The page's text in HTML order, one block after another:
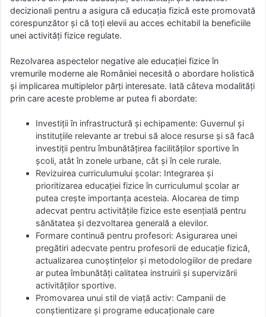
decizionali pentru a asigura că educația fizică este promovată
corespunzător și că toți elevii au acces echitabil la beneficiile
unei activități fizice regulate.
Rezolvarea aspectelor negative ale educației fizice în
vremurile moderne ale României necesită o abordare holistică
și implicarea multiplelor părți interesate. Iată câteva modalități
prin care aceste probleme ar putea fi abordate:
Investiții în infrastructură și echipamente: Guvernul și
instituțiile relevante ar trebui să aloce resurse și să facă
investiții pentru îmbunătățirea facilităților sportive în
școli, atât în zonele urbane, cât și în cele rurale.
Revizuirea curriculumului școlar: Integrarea și
prioritizarea educației fizice în curriculumul școlar ar
putea crește importanța acesteia. Alocarea de timp
adecvat pentru activitățile fizice este esențială pentru
sănătatea și dezvoltarea generală a elevilor.
Formare continuă pentru profesori: Asigurarea unei
pregătiri adecvate pentru profesorii de educație fizică,
actualizarea cunoștințelor și metodologiilor de predare
ar putea îmbunătăți calitatea instruirii și supervizării
activităților sportive.
Promovarea unui stil de viață activ: Campanii de
conștientizare și programe educaționale care